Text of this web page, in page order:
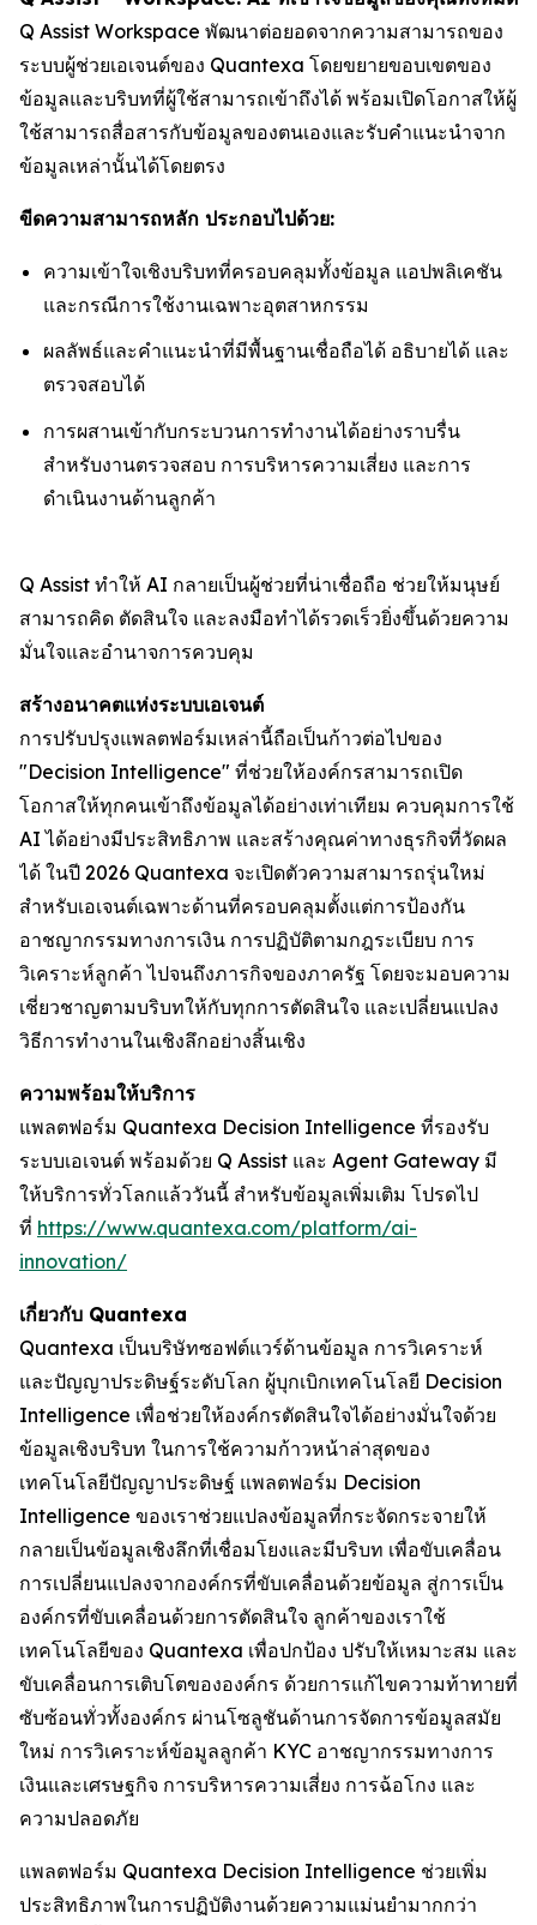
Q Assist Workspace พัฒนาต่อยอดจากความสามารถของ
ระบบผู้ช่วยเอเจนต์ของ Quantexa โดยขยายขอบเขตของ
ข้อมูลและบริบทที่ผู้ใช้สามารถเข้าถึงได้ พร้อมเปิดโอกาสให้ผู้
ใช้สามารถสื่อสารกับข้อมูลของตนเองและรับคำแนะนำจาก
ข้อมูลเหล่านั้นได้โดยตรง
ขีดความสามารถหลัก ประกอบไปด้วย:
ความเข้าใจเชิงบริบทที่ครอบคลุมทั้งข้อมูล แอปพลิเคชัน
และกรณีการใช้งานเฉพาะอุตสาหกรรม
ผลลัพธ์และคำแนะนำที่มีพื้นฐานเชื่อถือได้ อธิบายได้ และ
ตรวจสอบได้
การผสานเข้ากับกระบวนการทำงานได้อย่างราบรื่น
สำหรับงานตรวจสอบ การบริหารความเสี่ยง และการ
ดำเนินงานด้านลูกค้า
Q Assist ทำให้ AI กลายเป็นผู้ช่วยที่น่าเชื่อถือ ช่วยให้มนุษย์
สามารถคิด ตัดสินใจ และลงมือทำได้รวดเร็วยิ่งขึ้นด้วยความ
มั่นใจและอำนาจการควบคุม
สร้างอนาคตแห่งระบบเอเจนต์
การปรับปรุงแพลตฟอร์มเหล่านี้ถือเป็นก้าวต่อไปของ
"Decision Intelligence" ที่ช่วยให้องค์กรสามารถเปิด
โอกาสให้ทุกคนเข้าถึงข้อมูลได้อย่างเท่าเทียม ควบคุมการใช้
AI ได้อย่างมีประสิทธิภาพ และสร้างคุณค่าทางธุรกิจที่วัดผล
ได้ ในปี 2026 Quantexa จะเปิดตัวความสามารถรุ่นใหม่
สำหรับเอเจนต์เฉพาะด้านที่ครอบคลุมตั้งแต่การป้องกัน
อาชญากรรมทางการเงิน การปฏิบัติตามกฎระเบียบ การ
วิเคราะห์ลูกค้า ไปจนถึงภารกิจของภาครัฐ โดยจะมอบความ
เชี่ยวชาญตามบริบทให้กับทุกการตัดสินใจ และเปลี่ยนแปลง
วิธีการทำงานในเชิงลึกอย่างสิ้นเชิง
ความพร้อมให้บริการ
แพลตฟอร์ม Quantexa Decision Intelligence ที่รองรับ
ระบบเอเจนต์ พร้อมด้วย Q Assist และ Agent Gateway มี
ให้บริการทั่วโลกแล้ววันนี้ สำหรับข้อมูลเพิ่มเติม โปรดไป
ที่ https://www.quantexa.com/platform/ai-
innovation/
เกี่ยวกับ Quantexa
Quantexa เป็นบริษัทซอฟต์แวร์ด้านข้อมูล การวิเคราะห์
และปัญญาประดิษฐ์ระดับโลก ผู้บุกเบิกเทคโนโลยี Decision
Intelligence เพื่อช่วยให้องค์กรตัดสินใจได้อย่างมั่นใจด้วย
ข้อมูลเชิงบริบท ในการใช้ความก้าวหน้าล่าสุดของ
เทคโนโลยีปัญญาประดิษฐ์ แพลตฟอร์ม Decision
Intelligence ของเราช่วยแปลงข้อมูลที่กระจัดกระจายให้
กลายเป็นข้อมูลเชิงลึกที่เชื่อมโยงและมีบริบท เพื่อขับเคลื่อน
การเปลี่ยนแปลงจากองค์กรที่ขับเคลื่อนด้วยข้อมูล สู่การเป็น
องค์กรที่ขับเคลื่อนด้วยการตัดสินใจ ลูกค้าของเราใช้
เทคโนโลยีของ Quantexa เพื่อปกป้อง ปรับให้เหมาะสม และ
ขับเคลื่อนการเติบโตขององค์กร ด้วยการแก้ไขความท้าทายที่
ซับซ้อนทั่วทั้งองค์กร ผ่านโซลูชันด้านการจัดการข้อมูลสมัย
ใหม่ การวิเคราะห์ข้อมูลลูกค้า KYC อาชญากรรมทางการ
เงินและเศรษฐกิจ การบริหารความเสี่ยง การฉ้อโกง และ
ความปลอดภัย
แพลตฟอร์ม Quantexa Decision Intelligence ช่วยเพิ่ม
ประสิทธิภาพในการปฏิบัติงานด้วยความแม่นยำมากกว่า